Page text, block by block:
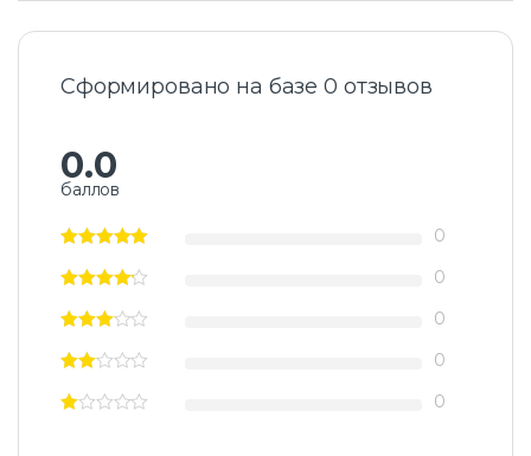
Сформировано на базе 0 отзывов
0.0
баллов
0
0
0
0
0